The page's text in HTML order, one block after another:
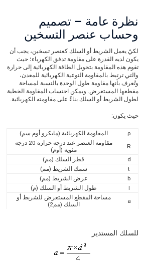
نظرة عامة – تصميم
وحساب عنصر التسخين
لكيّ يعمل الشريط أو السلك كعنصر تسخين، يجب أن
يكون لديه القدرة على مقاومة تدفق الكهرباء؛ حيث
تقوم هذه المقاومة بتحويل الطاقة الكهربائية إلى حرارة
والتي ترتبط بالمقاومة النوعية الكهربائية للمعدن،
وتُعرف بأنها مقاومة طول الوحدة بالنسبة لمساحة
مقطعها المستعرض. ويمكن احتساب المقاومة الخطية
لطول الشريط أو السلك بناءً على مقاومته الكهربائية.
حيث يكون:
ρ
المقاومة الكهربائية (مايكرو أوم.سم)
R
مقاومة العنصر عند درجة حرارة 20 درجة
مئوية (أوم)
d
قطر السلك (مم)
t
سمك الشريط (مم)
b
عرض الشريط (مم)
l
طول الشريط أو السلك (م)
a
مساحة المقطع المستعرض للشريط أو
السلك (مم2)
للسلك المستدير
Alloy Wire
International
to toast its
80th
Wire 2026
Details
Global
Aerospace
Connections
2026